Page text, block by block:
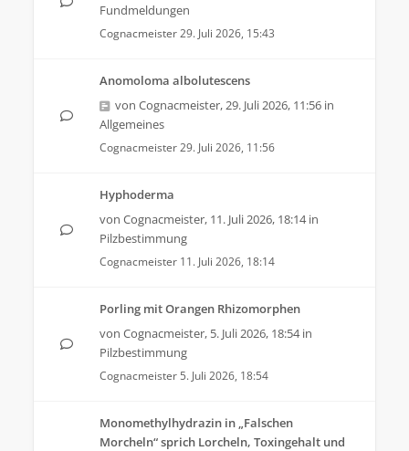
Fundmeldungen
Cognacmeister29. Juli 2026, 15:43
Anomoloma albolutescens
von Cognacmeister,29. Juli 2026, 11:56 in
Allgemeines
Cognacmeister29. Juli 2026, 11:56
Hyphoderma
von Cognacmeister, 11. Juli 2026, 18:14in
Pilzbestimmung
Cognacmeister 11. Juli 2026, 18:14
Porling mit Orangen Rhizomorphen
von Cognacmeister, 5. Juli 2026, 18:54in
Pilzbestimmung
Cognacmeister 5. Juli 2026, 18:54
Monomethylhydrazin in „Falschen
Morcheln“ sprich Lorcheln, Toxingehalt und